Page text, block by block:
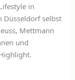
in
Düsseldorf selbst
Mettmann
und